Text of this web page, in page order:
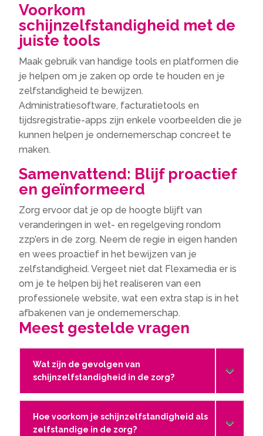
Voorkom
schijnzelfstandigheid met de
juiste tools
Maak gebruik van handige tools en platformen die
je helpen om je zaken op orde te houden en je
zelfstandigheid te bewijzen.
Administratiesoftware, facturatietools en
tijdsregistratie-apps zijn enkele voorbeelden die je
kunnen helpen je ondernemerschap concreet te
maken.
Samenvattend: Blijf proactief
en geïnformeerd
Zorg ervoor dat je op de hoogte blijft van
veranderingen in wet- en regelgeving rondom
zzp’ers in de zorg. Neem de regie in eigen handen
en wees proactief in het bewijzen van je
zelfstandigheid. Vergeet niet dat Flexamedia er is
om je te helpen bij het realiseren van een
professionele website, wat een extra stap is in het
afbakenen van je ondernemerschap.
Meest gestelde vragen
Wat zijn de gevolgen van
schijnzelfstandigheid in de zorg?
Hoe voorkom je schijnzelfstandigheid als
zelfstandige in de zorg?